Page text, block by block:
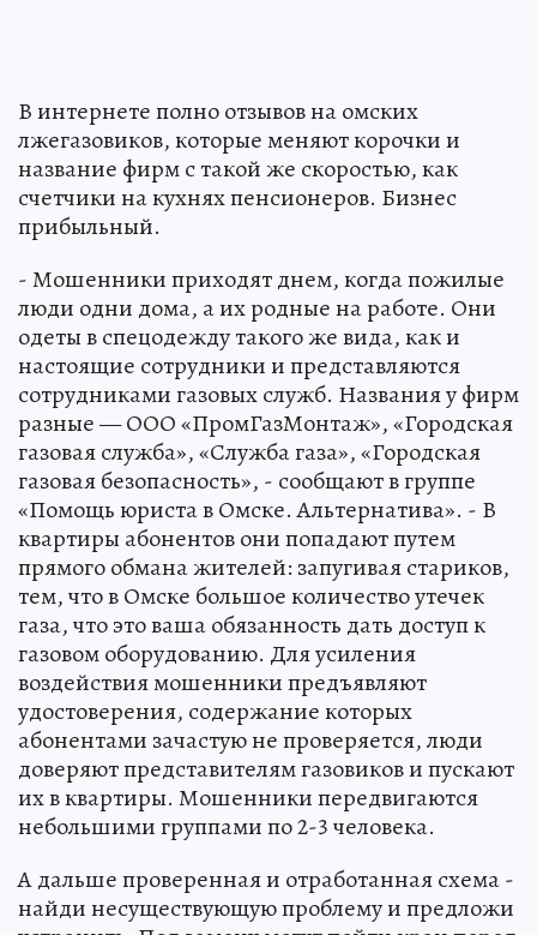
В интернете полно отзывов на омских
лжегазовиков, которые меняют корочки и
название фирм с такой же скоростью, как
счетчики на кухнях пенсионеров. Бизнес
прибыльный.
- Мошенники приходят днем, когда пожилые
люди одни дома, а их родные на работе. Они
одеты в спецодежду такого же вида, как и
настоящие сотрудники и представляются
сотрудниками газовых служб. Названия у фирм
разные — ООО «ПромГазМонтаж», «Городская
газовая служба», «Служба газа», «Городская
газовая безопасность», - сообщают в группе
«Помощь юриста в Омске. Альтернатива». - В
квартиры абонентов они попадают путем
прямого обмана жителей: запугивая стариков,
тем, что в Омске большое количество утечек
газа, что это ваша обязанность дать доступ к
газовом оборудованию. Для усиления
воздействия мошенники предъявляют
удостоверения, содержание которых
абонентами зачастую не проверяется, люди
доверяют представителям газовиков и пускают
их в квартиры. Мошенники передвигаются
небольшими группами по 2-3 человека.
А дальше проверенная и отработанная схема -
найди несуществующую проблему и предложи